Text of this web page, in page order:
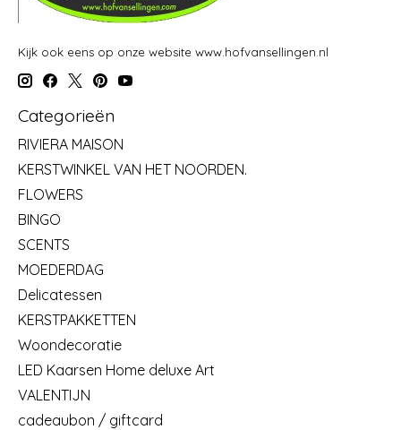
Kijk ook eens op onze website www.hofvansellingen.nl
Categorieën
RIVIERA MAISON
KERSTWINKEL VAN HET NOORDEN.
FLOWERS
BINGO
SCENTS
MOEDERDAG
Delicatessen
KERSTPAKKETTEN
Woondecoratie
LED Kaarsen Home deluxe Art
VALENTIJN
cadeaubon / giftcard